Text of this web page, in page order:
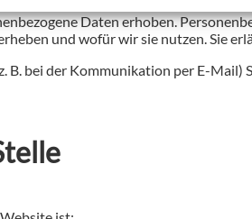
Daten erhoben.
und wofür wir sie nutzen. Sie
bei der Kommunikation per E-